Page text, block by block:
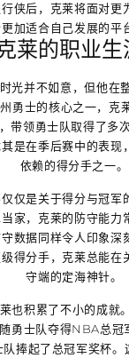
侠后，克莱将面对更
加适合自己发展的平
莱的职业生
光并不如意，但他在
勇士的核心之一，克
带领勇士队取得了多
是在季后赛中的表现
依赖的得分手之一。
仅是关于得分与冠军
家，克莱的防守能力
数据同样令人印象深
得分手，克莱总能在
守端的定海神针。
也积累了不小的成就
勇士队夺得NBA总冠
捧起了总冠军奖杯。